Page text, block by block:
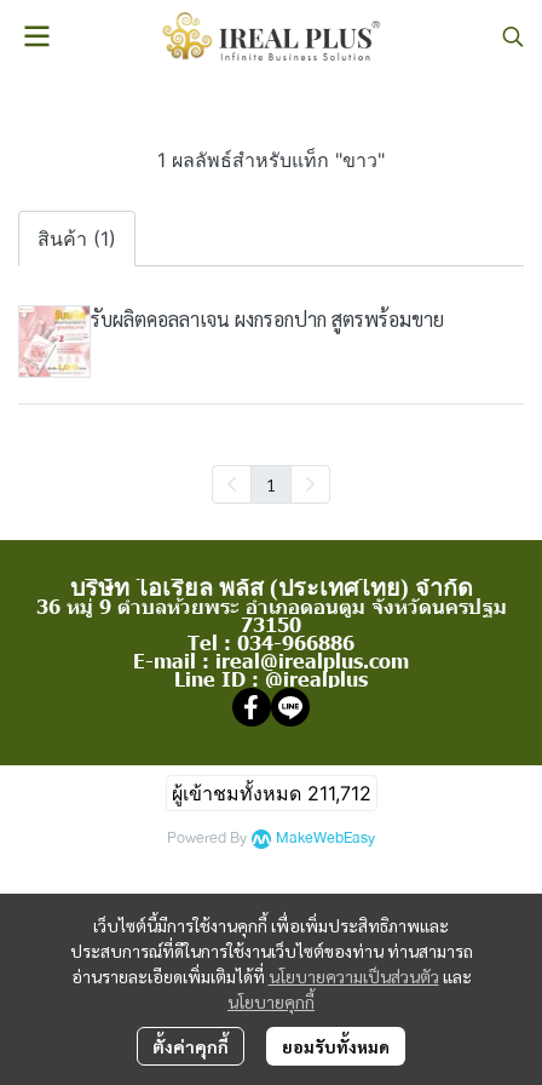
1 ผลลัพธ์สำหรับแท็ก "ขาว"
สินค้า (1)
รับผลิตคอลลาเจน ผงกรอกปาก สูตรพร้อมขาย
1
เว็บไซต์นี้มีการใช้งานคุกกี้ เพื่อเพิ่มประสิทธิภาพและ
ประสบการณ์ที่ดีในการใช้งานเว็บไซต์ของท่าน ท่านสามารถ
อ่านรายละเอียดเพิ่มเติมได้ที่ นโยบายความเป็นส่วนตัว และ
นโยบายคุกกี้
ตั้งค่าคุกกี้ ยอมรับทั้งหมด
บริษัท ไอเรียล พลัส (ประเทศไทย) จำกัด
36 หมู่ 9 ตำบลห้วยพระ อำเภอดอนตูม จังหวัดนครปฐม
73150
Tel : 034-966886
E-mail : ireal@irealplus.com
Line ID : @irealplus
ผู้เข้าชมทั้งหมด 211,712
Powered By MakeWebEasy